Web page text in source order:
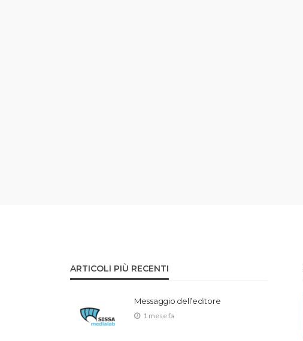
ARTICOLI PIÙ RECENTI
Messaggio dell’editore
1 mese fa